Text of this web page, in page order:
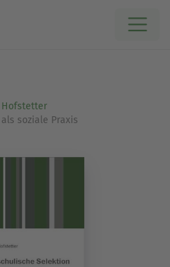
Hofstetter
soziale Praxis